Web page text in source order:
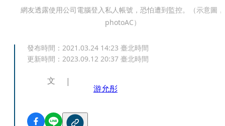
網友透露使用公司電腦登入私人帳號，恐怕遭到監控。（示意圖，
photoAC）
發布時間： 2021.03.24 14:23 臺北時間
更新時間： 2023.09.12 20:37 臺北時間
文
游允彤